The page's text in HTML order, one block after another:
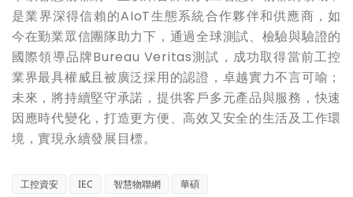
是業界深得信賴的AIoT生態系統合作夥伴和供應商，如
今在勤業眾信團隊助力下，通過全球測試、檢驗與驗證的
國際領導品牌Bureau Veritas測試，成功取得當前工控
業界最具權威且被廣泛採用的認證，卓越實力不言可喻；
未來，將持續堅守承諾，提供客戶多元產品與服務，快速
因應時代變化，打造更方便、高效又安全的生活及工作環
境，實現永續發展目標。
工控資安 IEC 智慧物聯網 華碩